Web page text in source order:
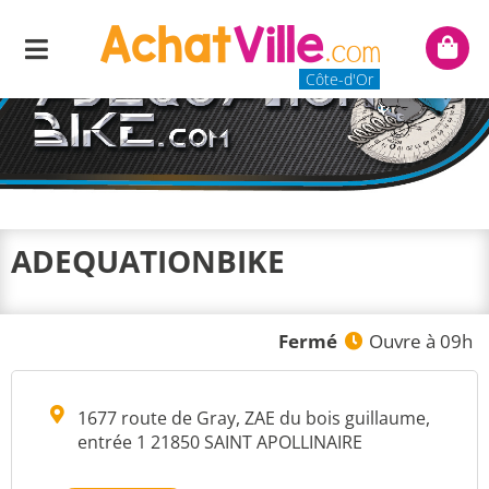
Menu
Côte-d'Or
Mon
ADEQUATIONBIKE
Fermé Ouvre à 09h
1677 route de Gray, ZAE du bois guillaume,
entrée 1 21850 SAINT APOLLINAIRE